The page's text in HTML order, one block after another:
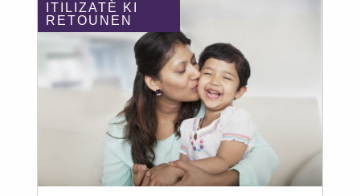
ITILIZATÈ KI
RETOUNEN